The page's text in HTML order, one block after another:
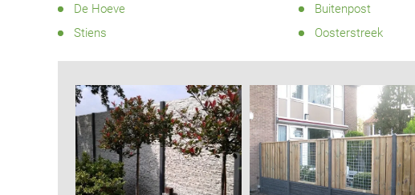
De Hoeve
Buitenpost
Stiens
Oosterstreek